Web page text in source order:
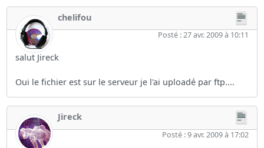
chelifou
Posté : 27 avr. 2009 à 10:11
salut Jireck
Oui le fichier est sur le serveur je l'ai uploadé par ftp....
Jireck
Posté : 9 avr. 2009 à 17:02